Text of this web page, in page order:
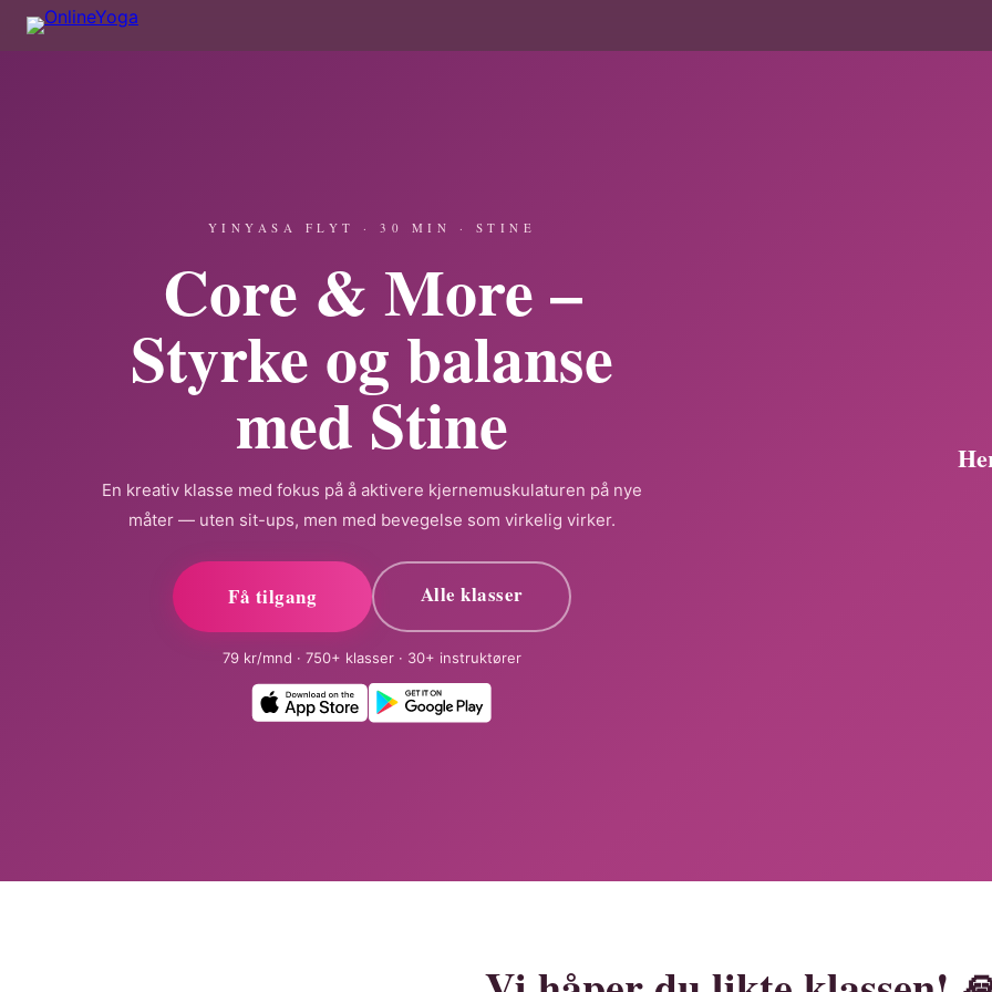
YINYASA FLYT · 30 MIN · STINE
Core & More –
Styrke og balanse
med Stine
En kreativ klasse med fokus på å aktivere kjernemuskulaturen på nye
måter — uten sit-ups, men med bevegelse som virkelig virker.
Få tilgang Alle klasser
79 kr/mnd · 750+ klasser · 30+ instruktører